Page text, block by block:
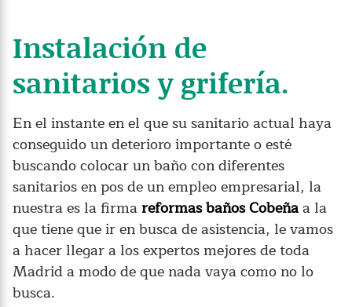
Instalación de
sanitarios y grifería.
En el instante en el que su sanitario actual haya
conseguido un deterioro importante o esté
buscando colocar un baño con diferentes
sanitarios en pos de un empleo empresarial, la
nuestra es la firmareformas baños Cobeñaa la
que tiene que ir en busca de asistencia, le vamos
a hacer llegar a los expertos mejores de toda
Madrid a modo de que nada vaya como no lo
busca.